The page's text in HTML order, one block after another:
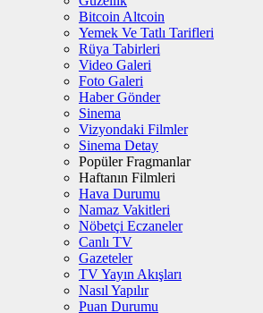
Bitcoin Altcoin
Yemek Ve Tatlı Tarifleri
Rüya Tabirleri
Video Galeri
Foto Galeri
Haber Gönder
Sinema
Vizyondaki Filmler
Sinema Detay
Popüler Fragmanlar
Haftanın Filmleri
Hava Durumu
Namaz Vakitleri
Nöbetçi Eczaneler
Canlı TV
Gazeteler
TV Yayın Akışları
Nasıl Yapılır
Puan Durumu